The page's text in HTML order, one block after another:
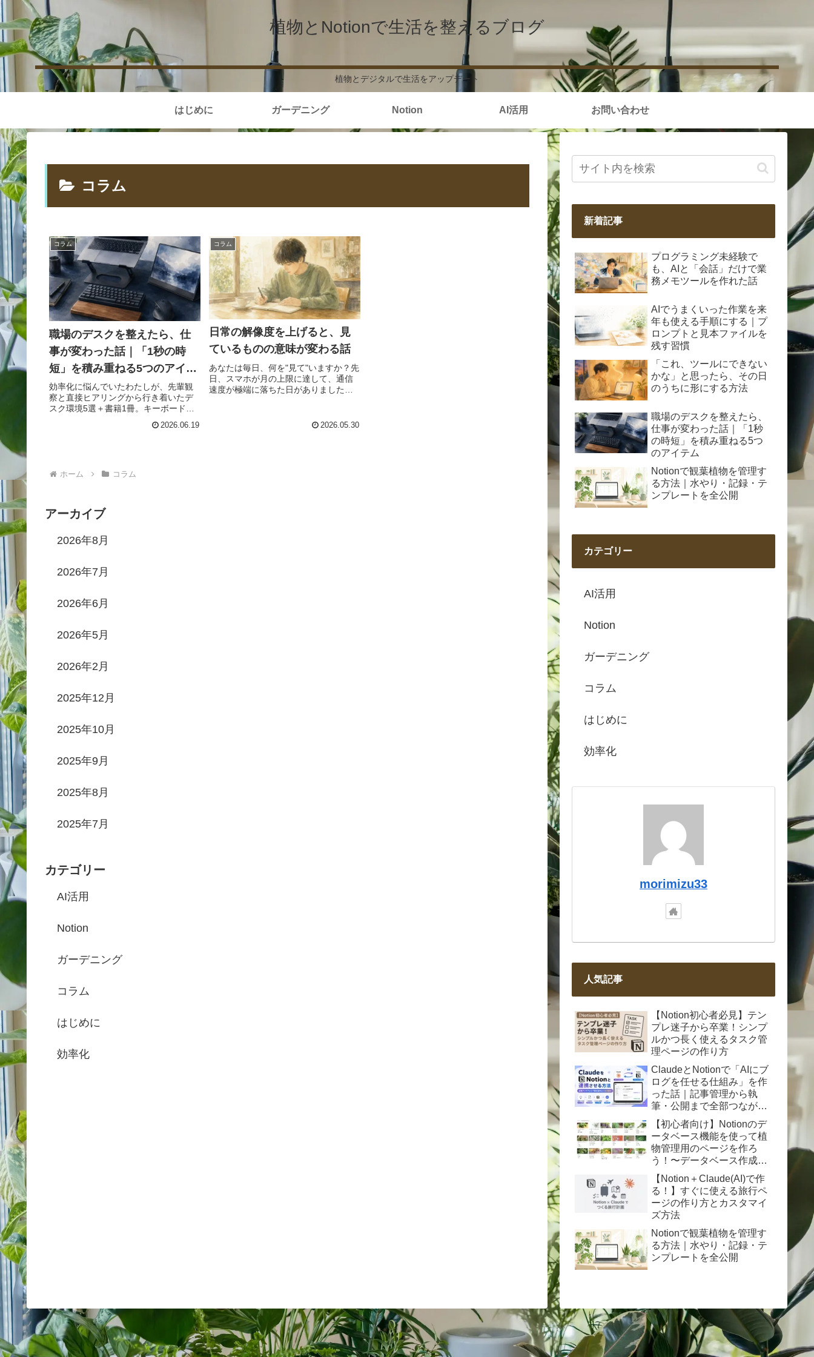
植物とNotionで生活を整えるブログ
植物とデジタルで生活をアップデート
はじめに ガーデニング Notion AI活用 お問い合わせ
コラム
コラム
職場のデスクを整えたら、仕
事が変わった話｜「1秒の時
短」を積み重ねる5つのアイテ
ム
効率化に悩んでいたわたしが、先輩観
察と直接ヒアリングから行き着いたデ
スク環境5選＋書籍1冊。キーボード・
ー・リストレストのAmazonリンク付き
2026.06.19
コラム
日常の解像度を上げると、見
ているものの意味が変わる話
あなたは毎日、何を"見て"いますか？先
日、スマホが月の上限に達して、通信
速度が極端に落ちた日がありました。
中、ほとんどスマホを操作しませんで
2026.05.30
ホーム コラム
アーカイブ
2026年8月
2026年7月
2026年6月
2026年5月
2026年2月
2025年12月
2025年10月
2025年9月
2025年8月
2025年7月
カテゴリー
AI活用
Notion
ガーデニング
コラム
はじめに
効率化
新着記事
プログラミング未経験で
も、AIと「会話」だけで業
務メモツールを作れた話
AIでうまくいった作業を来
年も使える手順にする｜プ
ロンプトと見本ファイルを
残す習慣
「これ、ツールにできない
かな」と思ったら、その日
のうちに形にする方法
職場のデスクを整えたら、
仕事が変わった話｜「1秒
の時短」を積み重ねる5つ
のアイテム
Notionで観葉植物を管理す
る方法｜水やり・記録・テ
ンプレートを全公開
カテゴリー
AI活用
Notion
ガーデニング
コラム
はじめに
効率化
morimizu33
人気記事
【Notion初心者必見】テン
プレ迷子から卒業！シンプ
ルかつ長く使えるタスク管
理ページの作り方
ClaudeとNotionで「AIにブ
ログを任せる仕組み」を作
った話｜記事管理から執
筆・公開まで全部つながっ
た
【初心者向け】Notionのデ
ータベース機能を使って植
物管理用のページを作ろ
う！〜データベース作成か
らテーブルビューまで〜
【Notion＋Claude(AI)で作
る！】すぐに使える旅行ペ
ージの作り方とカスタマイ
ズ方法
Notionで観葉植物を管理す
る方法｜水やり・記録・テ
ンプレートを全公開